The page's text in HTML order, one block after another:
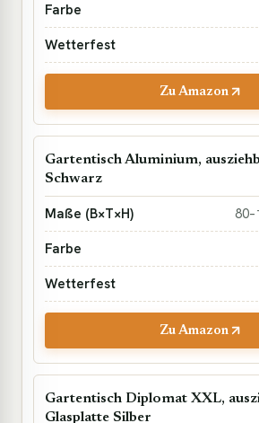
Zu Amazon
Gartentisch Aluminium,
Schwarz
Zu Amazon
Gartentisch Diplomat XXL,
Glasplatte Silber